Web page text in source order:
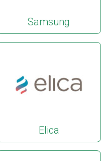
Samsung
Elica